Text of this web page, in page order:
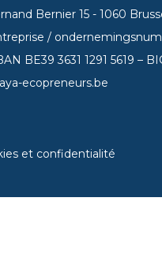
Bernier 15 - 1060
/
BE393631 1291 5619 –
ecopreneurs.be
et confidentialité